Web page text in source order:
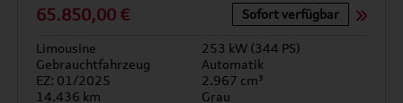
65.850,00 € Sofort verfügbar
Limousine
253 kW (344 PS)
Gebrauchtfahrzeug
Automatik
EZ: 01/2025
2.967 cm³
14.436 km
Grau